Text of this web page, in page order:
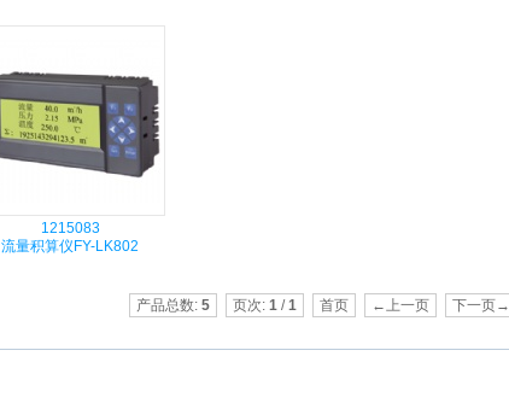
1215083
流量积算仪FY-LK802
产品总数: 5 页次: 1 /1 首页 ←上一页 下一页→